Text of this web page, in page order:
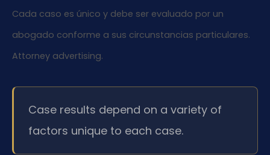
Cada caso es único y debe ser evaluado por un
abogado conforme a sus circunstancias particulares.
Attorney advertising.
Case results depend on a variety of
factors unique to each case.